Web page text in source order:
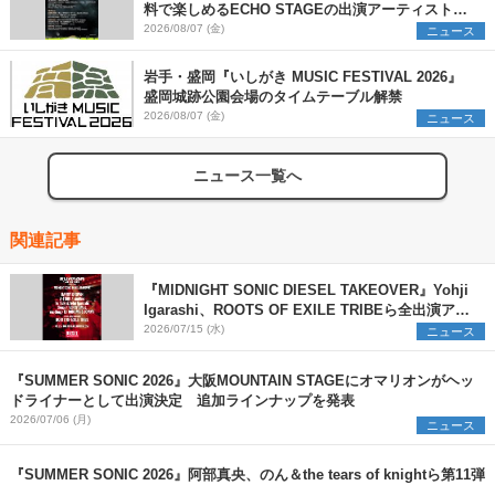
料で楽しめるECHO STAGEの出演アーティストを
発表
2026/08/07 (金) ニュース
岩手・盛岡『いしがき MUSIC FESTIVAL 2026』
盛岡城跡公園会場のタイムテーブル解禁
2026/08/07 (金) ニュース
ニュース一覧へ
関連記事
『MIDNIGHT SONIC DIESEL TAKEOVER』Yohji
Igarashi、ROOTS OF EXILE TRIBEら全出演アー
ティストを発表
2026/07/15 (水) ニュース
『SUMMER SONIC 2026』大阪MOUNTAIN STAGEにオマリオンがヘッ
ドライナーとして出演決定 追加ラインナップを発表
2026/07/06 (月) ニュース
『SUMMER SONIC 2026』阿部真央、のん＆the tears of knightら第11弾